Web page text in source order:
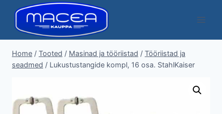
content
Home / Tooted / Masinad ja tööriistad / Tööriistad ja
seadmed / Lukustustangide kompl, 16 osa. StahlKaiser